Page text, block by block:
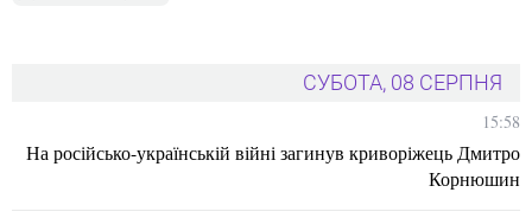
СУБОТА, 08 СЕРПНЯ
15:58
На російсько-українській війні загинув криворіжець Дмитро
Корнюшин